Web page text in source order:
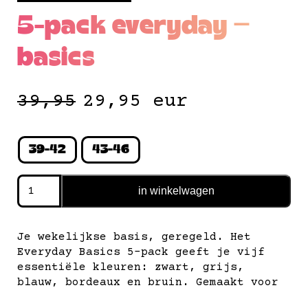
5-pack everyday —
basics
39,95 29,95 eur
39-42 43-46
5-
pack
—
basics
aantal
in winkelwagen
Je wekelijkse basis, geregeld. Het
Everyday Basics 5-pack geeft je vijf
essentiële kleuren: zwart, grijs,
blauw, bordeaux en bruin. Gemaakt voor